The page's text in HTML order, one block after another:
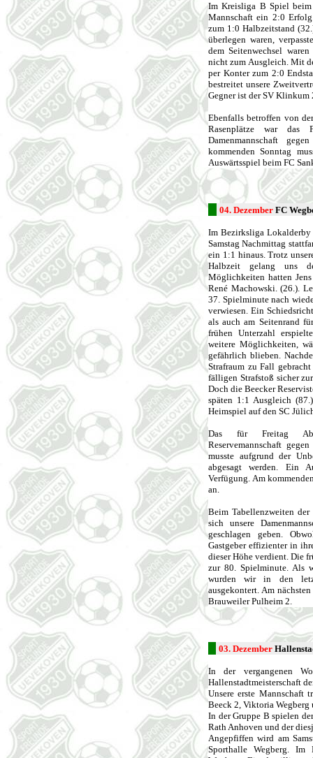
Im Kreisliga B Spiel beim
Mannschaft ein 2:0
zum 1:0 Halbzeitstand
überlegen waren,
dem Seitenwechsel
nicht zum Ausgleich. Mit
per Konter zum 2:0
bestreitet unsere
Gegner ist der SV Klinkum
Ebenfalls betroffen von
Rasenplätze war das
Damenmannschaft
kommenden Sonntag
Auswärtsspiel beim FC
04. Dezember FC
Im Bezirksliga Lokalderby
Samstag Nachmittag
ein 1:1 hinaus. Trotz
Halbzeit gelang uns
Möglichkeiten hatten
René Machowski. (26.).
37. Spielminute nach
verwiesen. Ein
als auch am Seitenrand
frühen Unterzahl
weitere Möglichkeiten,
gefährlich blieben.
Strafraum zu Fall
fälligen Strafstoß sicher
Doch die Beecker
späten 1:1 Ausgleich
Heimspiel auf den SC
Das für Freitag
Reservemannschaft
musste aufgrund der
abgesagt werden. Ein
Verfügung. Am
an.
Beim Tabellenzweiten der
sich unsere
geschlagen geben.
Gastgeber effizienter in
dieser Höhe verdient. Die
zur 80. Spielminute. Als
wurden wir in den
ausgekontert. Am
Brauweiler Pulheim 2.
03. Dezember
In der vergangenen
Hallenstadtmeisterschaft
Unsere erste Mannschaft
Beeck 2, Viktoria Wegberg
In der Gruppe B spielen
Rath Anhoven und der
Angepfiffen wird am
Sporthalle Wegberg.